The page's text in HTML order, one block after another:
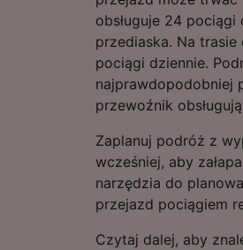
obsługuje 24
przediaska. Na
pociągi dziennie.
najprawdopodobniej
przewoźnik
Zaplanuj podróż z
wcześniej, aby
narzędzia do
przejazd pociągiem
Czytaj dalej, aby